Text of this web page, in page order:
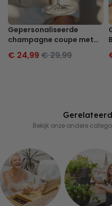
Gepersonaliseerde
champagne coupe met
€ 24,99€ 29,99
Bekijk onze andere